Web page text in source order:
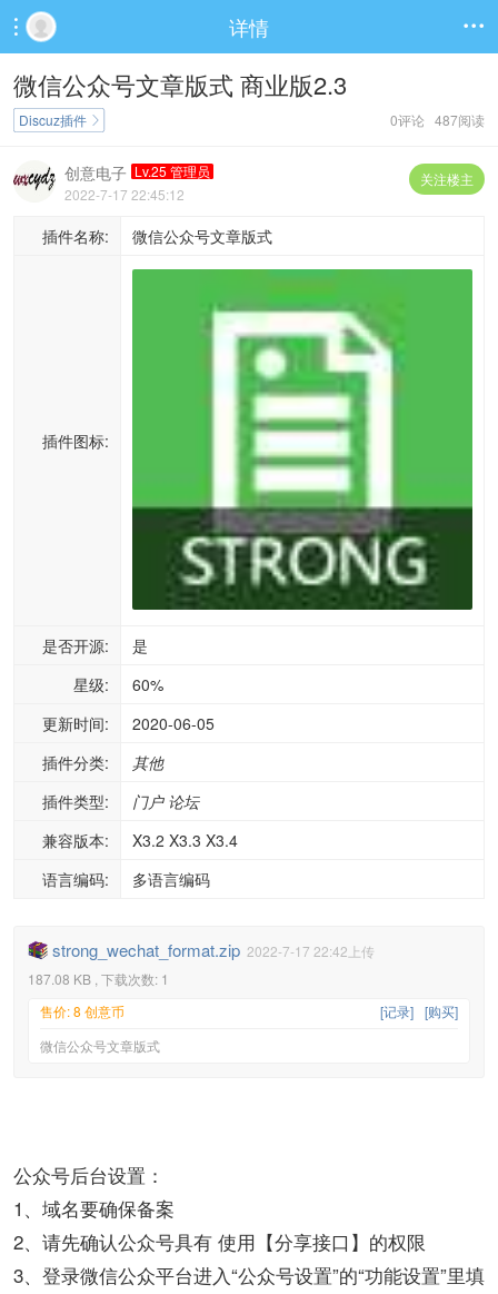
 详情 
微信公众号文章版式 商业版2.3
0评论 487阅读
Discuz插件 
关注楼主
创意电子 Lv.25 管理员
2022-7-17 22:45:12
插件名称: 微信公众号文章版式
插件图标:
是否开源:
是
星级:
60%
更新时间:
2020-06-05
插件分类:
其他
插件类型:
门户 论坛
兼容版本:
X3.2 X3.3 X3.4
语言编码:
多语言编码
strong_wechat_format.zip 2022-7-17 22:42上传
187.08 KB , 下载次数: 1
[购买]
[记录]
售价: 8 创意币
微信公众号文章版式
公众号后台设置：
1、域名要确保备案
2、请先确认公众号具有 使用【分享接口】的权限
3、登录微信公众平台进入“公众号设置”的“功能设置”里填